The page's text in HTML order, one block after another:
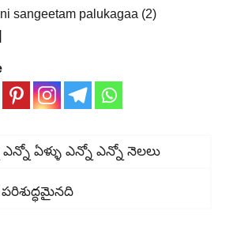
sangeetam palukagaa (2)
ఏళ్ళు ఎన్నో ఎన్నో నెలలు